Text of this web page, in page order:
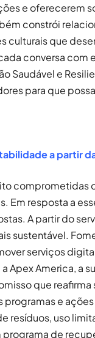
e oferecerem
constrói
culturais que
conversa
Saudável e
para que
a partir
comprometidas
Em resposta a
A partir do
sustentável.
serviços
Apex America, a
que reafirma
e
resíduos, uso
programa de